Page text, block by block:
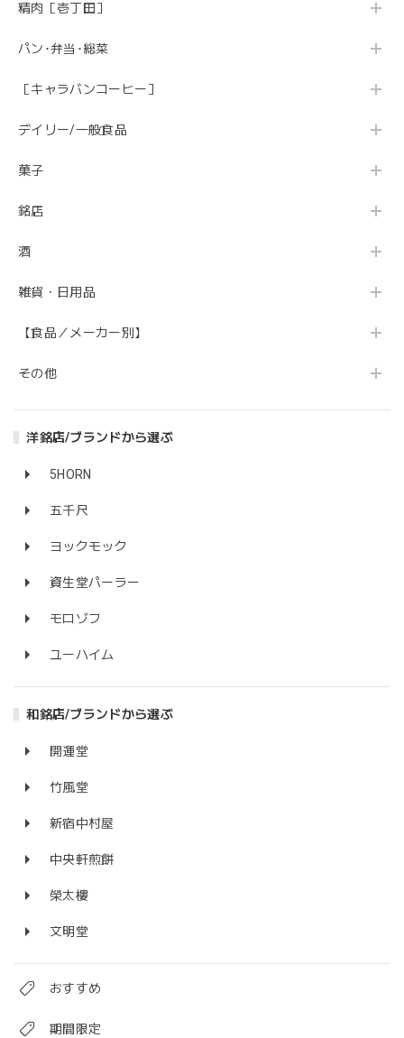
精肉［壱丁田］
パン･弁当･総菜
［キャラバンコーヒー］
デイリー/一般食品
菓子
銘店
酒
雑貨・日用品
【食品／メーカー別】
その他
洋銘店/ブランドから選ぶ
5HORN
五千尺
ヨックモック
資生堂パーラー
モロゾフ
ユーハイム
和銘店/ブランドから選ぶ
開運堂
竹風堂
新宿中村屋
中央軒煎餅
榮太樓
文明堂
おすすめ
期間限定